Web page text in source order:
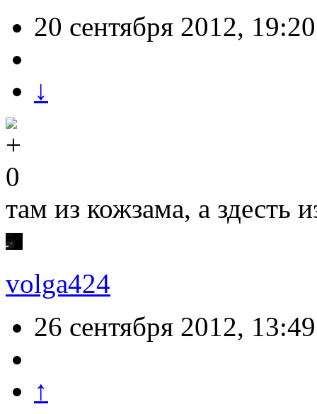
20 сентября 2012, 19:20
↓
0
там из кожзама, а
volga424
26 сентября 2012, 13:49
↑